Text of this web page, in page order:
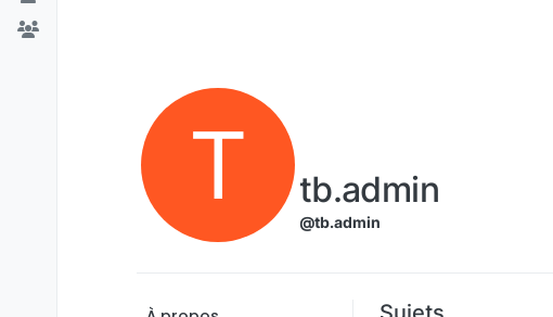
T tb.admin
@tb.admin